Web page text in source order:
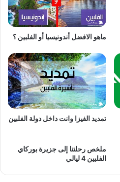
ماهو الافضل أندونيسيا أو الفلبين ؟
تمديد الفيزا وانت داخل دولة الفلبين
ملخص رحلتنا إلى جزيرة بوركاي
الفلبين 4 ليالي